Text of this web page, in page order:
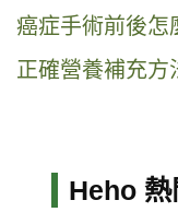
癌症手術前後怎
正確營養補充方
Heho 熱